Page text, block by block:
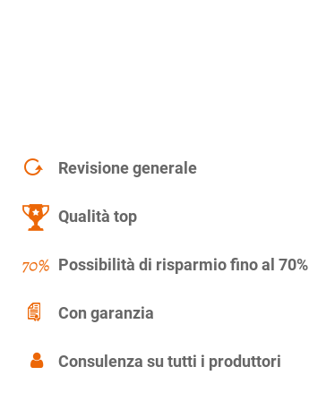
Revisione generale
Qualità top
Possibilità di risparmio fino al 70%
Con garanzia
Consulenza su tutti i produttori